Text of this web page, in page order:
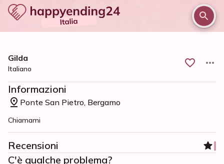
Gilda
Italiano
Informazioni
Ponte San Pietro, Bergamo
Chiamami
Recensioni
C'è qualche problema?